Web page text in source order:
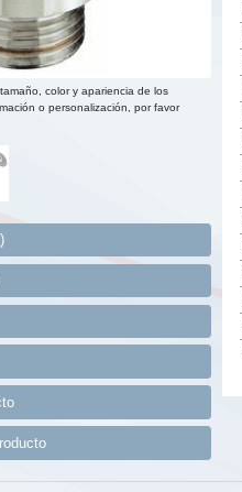
color y apariencia de los
o personalización, por favor